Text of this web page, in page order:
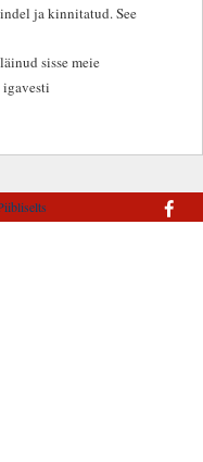
ja kinnitatud. See
sisse meie
igavesti